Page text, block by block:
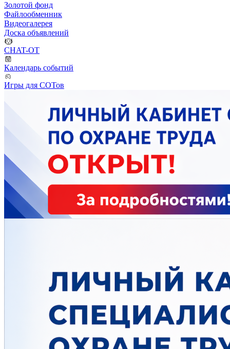
Золотой фонд
Файлообменник
Видеогалерея
Доска объявлений
CHAT-OT
Календарь событий
Игры для СОТов